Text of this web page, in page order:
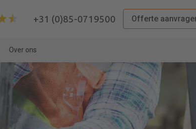
+31 (0)85-0719500 Offerte
Over ons